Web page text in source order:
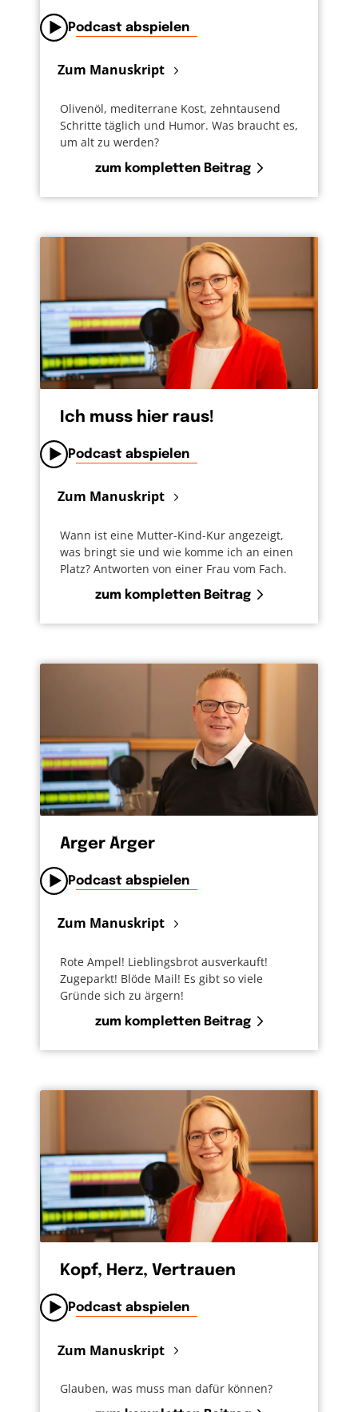
Podcast abspielen
Zum Manuskript
Olivenöl, mediterrane Kost, zehntausend
Schritte täglich und Humor. Was braucht es,
um alt zu werden?
zum kompletten Beitrag
Ich muss hier raus!
Podcast abspielen
Zum Manuskript
Wann ist eine Mutter-Kind-Kur angezeigt,
was bringt sie und wie komme ich an einen
Platz? Antworten von einer Frau vom Fach.
zum kompletten Beitrag
Arger Ärger
Podcast abspielen
Zum Manuskript
Rote Ampel! Lieblingsbrot ausverkauft!
Zugeparkt! Blöde Mail! Es gibt so viele
Gründe sich zu ärgern!
zum kompletten Beitrag
Kopf, Herz, Vertrauen
Podcast abspielen
Zum Manuskript
Glauben, was muss man dafür können?